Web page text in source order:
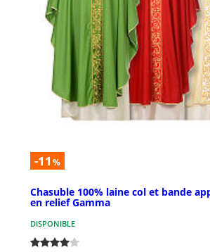
-11 %
Chasuble 100% laine col et bande
en relief Gamma
DISPONIBLE